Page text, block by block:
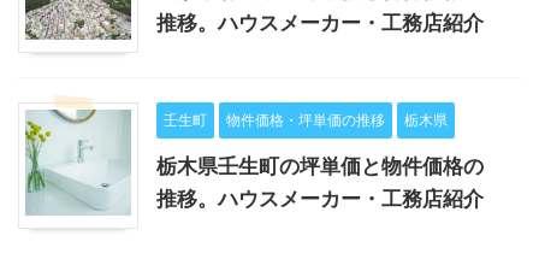
推移。ハウスメーカー・工務店紹介
壬生町 物件価格・坪単価の推移 栃木県
栃木県壬生町の坪単価と物件価格の
推移。ハウスメーカー・工務店紹介